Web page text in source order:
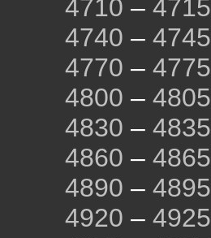
4710 – 4715
4740 – 4745
4770 – 4775
4800 – 4805
4830 – 4835
4860 – 4865
4890 – 4895
4920 – 4925